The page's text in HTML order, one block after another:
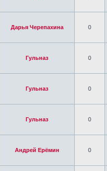
Дарья Черепахина 0
Гульназ 0
Гульназ 0
Гульназ 0
Андрей Ерёмин 0